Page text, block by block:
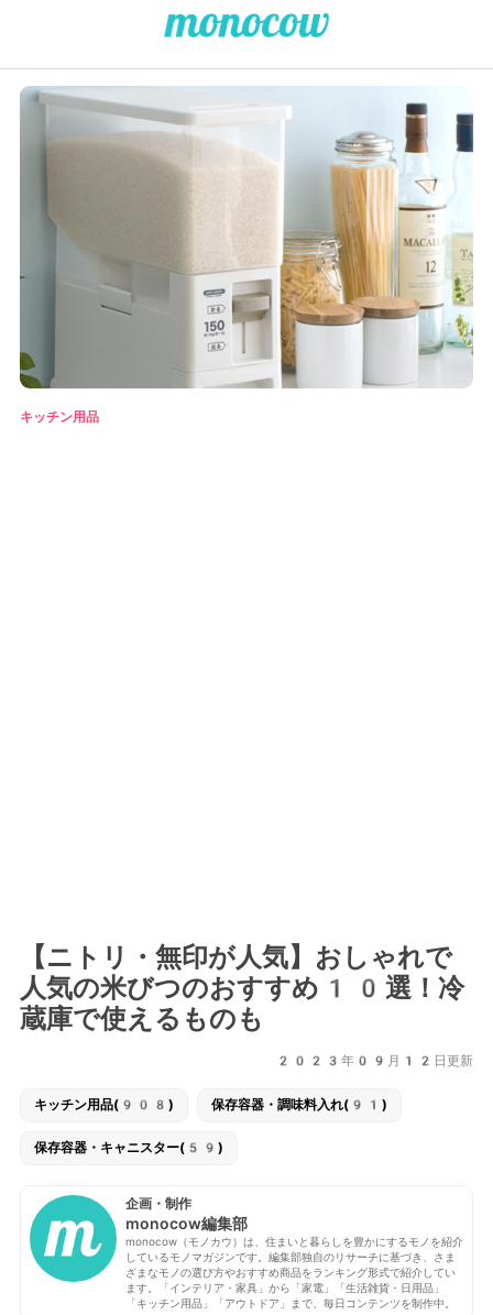
キッチン用品
【ニトリ・無印が人気】おしゃれで
人気の米びつのおすすめ10選！冷
蔵庫で使えるものも
2023年09月12日更新
キッチン用品(908) 保存容器・調味料入れ(91)
保存容器・キャニスター(59)
企画・制作
monocow編集部
monocow（モノカウ）は、住まいと暮らしを豊かにするモノを紹介
しているモノマガジンです。編集部独自のリサーチに基づき、さま
ざまなモノの選び方やおすすめ商品をランキング形式で紹介してい
ます。「インテリア・家具」から「家電」「生活雑貨・日用品」
「キッチン用品」「アウトドア」まで、毎日コンテンツを制作中。